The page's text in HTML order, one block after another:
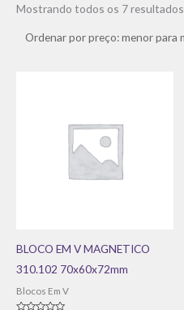
Mostrando todos os 7 resultados
BLOCO EM V MAGNETICO
310.102 70x60x72mm
Blocos Em V